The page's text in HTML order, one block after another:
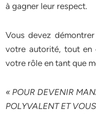
à gagner leur respect.
Vous devez
votre autorité, tout en
votre rôle en tant que
« POUR DEVENIR
POLYVALENT ET